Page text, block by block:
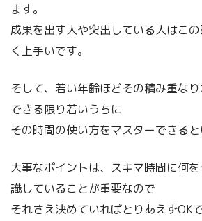
ます。
成果を出す人や突出している人はこ
く上手いです。
そして、若い年齢ほどその積み重なり
できる限り若いうちに
その時間の使い方をマスターできると
大事なポイントは、スキマ時間に何
識していることが重要なので
それさえ決めていればとりあえずOKで